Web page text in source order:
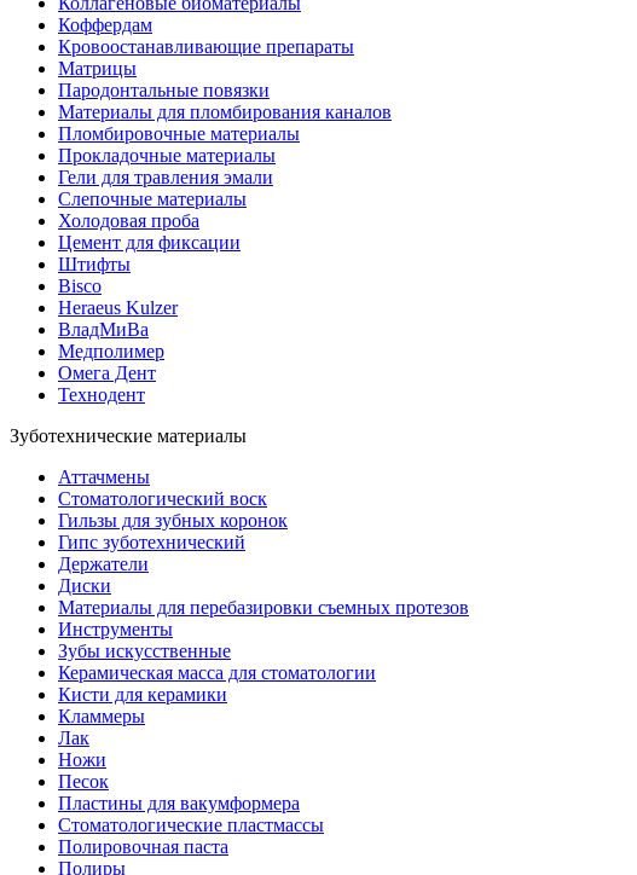
Коффердам
Кровоостанавливающие препараты
Матрицы
Пародонтальные повязки
Материалы для пломбирования каналов
Пломбировочные материалы
Прокладочные материалы
Гели для травления эмали
Слепочные материалы
Холодовая проба
Цемент для фиксации
Штифты
Bisco
Heraeus Kulzer
ВладМиВа
Медполимер
Омега Дент
Технодент
Зуботехнические материалы
Аттачмены
Стоматологический воск
Гильзы для зубных коронок
Гипс зуботехнический
Держатели
Диски
Материалы для перебазировки съемных протезов
Инструменты
Зубы искусственные
Керамическая масса для стоматологии
Кисти для керамики
Кламмеры
Лак
Ножи
Песок
Пластины для вакумформера
Стоматологические пластмассы
Полировочная паста
Полиры